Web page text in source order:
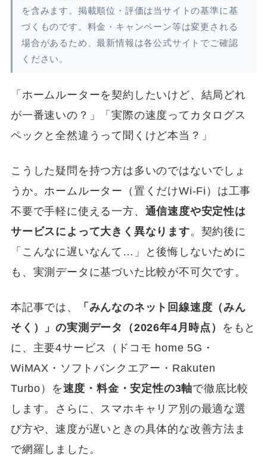
を含みます。掲載順位・評価は当サイトの基準に基
づくものです。料金・キャンペーン等は変更される
場合があるため、最新情報は各公式サイトでご確認
ください。
「ホームルーターを契約したいけど、結局どれ
が一番速いの？」「実際の速度ってカタログス
ペックと全然違うって聞くけど本当？」
こうした疑問を持つ方は多いのではないでしょ
うか。ホームルーター（置くだけWi-Fi）は工事
不要で手軽に使える一方、 通信速度や安定性は
サービスによって大きく異なります。契約後に
「こんなに遅いなんて…」と後悔しないために
も、実測データに基づいた比較が不可欠です。
本記事では、
「みんなのネット回線速度（みん
そく）」の実測データ（2026年4月時点）
をもと
に、主要4サービス（ドコモ home 5G・
WiMAX・ソフトバンクエアー・Rakuten
Turbo）を速度・料金・安定性の3軸で徹底比較
します。さらに、スマホキャリア別の最適な選
び方や、速度が遅いときの具体的な改善方法ま
で網羅しました。